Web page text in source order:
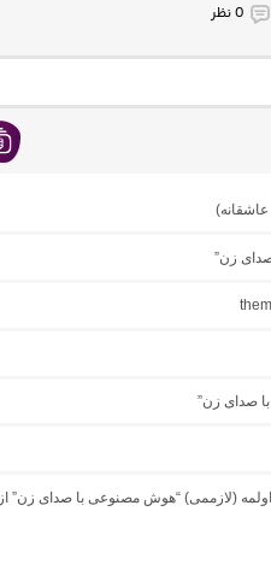
0 نظر
صدای زن”
(لازممی) “هوش مصنوعی با صدای زن” از